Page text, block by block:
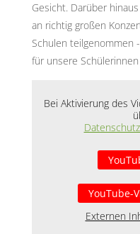
Gesicht. Darüber
an richtig großen
Schulen teilgenommen
für unsere
Bei Aktivierung des
YouTube-
Externen